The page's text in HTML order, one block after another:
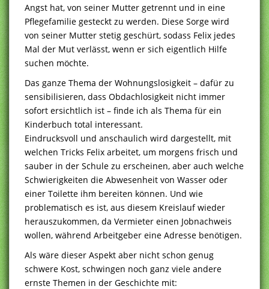
Angst hat, von seiner Mutter getrennt und in eine
Pflegefamilie gesteckt zu werden. Diese Sorge wird
von seiner Mutter stetig geschürt, sodass Felix jedes
Mal der Mut verlässt, wenn er sich eigentlich Hilfe
suchen möchte.
Das ganze Thema der Wohnungslosigkeit – dafür zu
sensibilisieren, dass Obdachlosigkeit nicht immer
sofort ersichtlich ist – finde ich als Thema für ein
Kinderbuch total interessant.
Eindrucksvoll und anschaulich wird dargestellt, mit
welchen Tricks Felix arbeitet, um morgens frisch und
sauber in der Schule zu erscheinen, aber auch welche
Schwierigkeiten die Abwesenheit von Wasser oder
einer Toilette ihm bereiten können. Und wie
problematisch es ist, aus diesem Kreislauf wieder
herauszukommen, da Vermieter einen Jobnachweis
wollen, während Arbeitgeber eine Adresse benötigen.
Als wäre dieser Aspekt aber nicht schon genug
schwere Kost, schwingen noch ganz viele andere
ernste Themen in der Geschichte mit: